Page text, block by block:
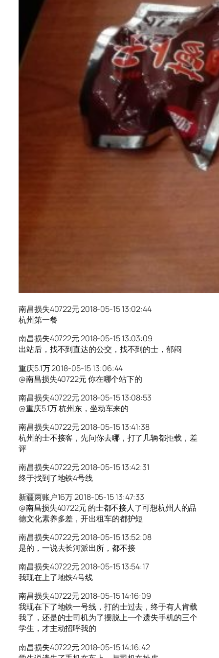
南昌损失40722元 2018-05-15 13:02:44
杭州第一餐
南昌损失40722元 2018-05-15 13:03:09
出站后，找不到直达的公交，找不到的士，郁闷
重庆5.1万 2018-05-15 13:06:44
@南昌损失40722元 你在哪个站下的
南昌损失40722元 2018-05-15 13:08:53
@重庆5.1万 杭州东，坐动车来的
南昌损失40722元 2018-05-15 13:41:38
杭州的士不接客，先问你去哪，打了几辆都拒载，差
评
南昌损失40722元 2018-05-15 13:42:31
终于找到了地铁4号线
新疆两账户16万 2018-05-15 13:47:33
@南昌损失40722元 的士都不接人了可想杭州人的品
德文化素养多差，开出租车的都护短
南昌损失40722元 2018-05-15 13:52:08
是的，一说去长河派出所，都不接
南昌损失40722元 2018-05-15 13:54:17
我现在上了地铁4号线
南昌损失40722元 2018-05-15 14:16:09
我现在下了地铁一号线，打的士过去，终于有人肯载
我了，还是的士司机为了摆脱上一个遗失手机的三个
学生，才主动招呼我的
南昌损失40722元 2018-05-15 14:16:42